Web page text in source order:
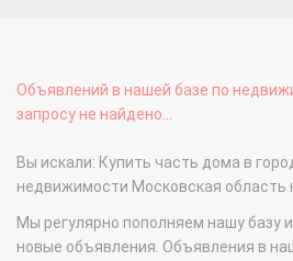
Объявлений в нашей базе по
запросу не найдено...
Вы искали: Купить часть дома в
недвижимости Московская
Мы регулярно пополняем нашу базу
новые объявления. Объявления в